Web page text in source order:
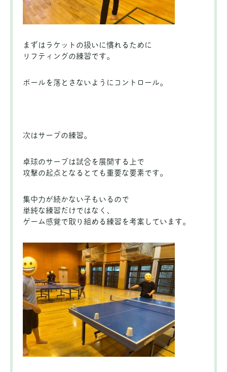
まずはラケットの扱いに慣れるために
リフティングの練習です。
ボールを落とさないようにコントロール。
次はサーブの練習。
卓球のサーブは試合を展開する上で
攻撃の起点となるとても重要な要素です。
集中力が続かない子もいるので
単純な練習だけではなく、
ゲーム感覚で取り組める練習を考案しています。